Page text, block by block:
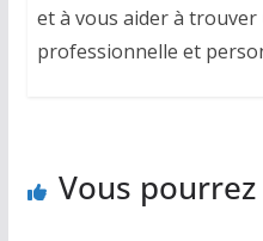
et à vous aider à
professionnelle et
Vous